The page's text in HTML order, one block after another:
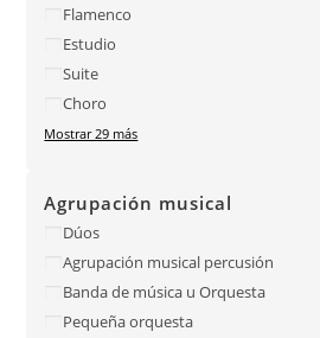
Flamenco
Estudio
Suite
Choro
Mostrar 29 más
Agrupación musical
Dúos
Agrupación musical percusión
Banda de música u Orquesta
Pequeña orquesta